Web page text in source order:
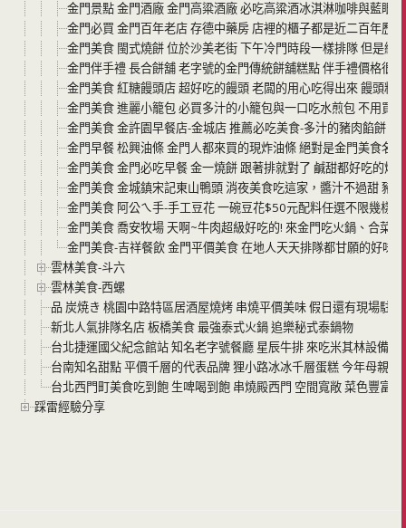
金門景點 金門酒廠 金門高粱酒廠 必吃高粱酒冰淇淋咖啡與藍眼淚
金門必買 金門百年老店 存德中藥房 店裡的櫃子都是近二百年歷
金門美食 閩式燒餅 位於沙美老街 下午冷門時段一樣排隊 但是絕
金門伴手禮 長合餅舖 老字號的金門傳統餅舖糕點 伴手禮價格很
金門美食 紅糖饅頭店 超好吃的饅頭 老闆的用心吃得出來 饅頭料
金門美食 進麗小籠包 必買多汁的小籠包與一口吃水煎包 不用買
金門美食 金許園早餐店-金城店 推薦必吃美食-多汁的豬肉餡餅
金門早餐 松興油條 金門人都來買的現炸油條 絕對是金門美食名
金門美食 金門必吃早餐 金一燒餅 跟著排就對了 鹹甜都好吃的燒
金門美食 金城鎮宋記東山鴨頭 消夜美食吃這家，醬汁不過甜 豬
金門美食 阿公ㄟ手-手工豆花 一碗豆花$50元配料任選不限幾樣
金門美食 喬安牧場 天啊~牛肉超級好吃的! 來金門吃火鍋、合菜
金門美食-吉祥餐飲 金門平價美食 在地人天天排隊都甘願的好味道
雲林美食-斗六
雲林美食-西螺
品 炭焼き 桃園中路特區居酒屋燒烤 串燒平價美味 假日還有現場駐
新北人氣排隊名店 板橋美食 最強泰式火鍋 追樂秘式泰鍋物
台北捷運國父紀念館站 知名老字號餐廳 星辰牛排 來吃米其林設備
台南知名甜點 平價千層的代表品牌 狸小路冰冰千層蛋糕 今年母親
台北西門町美食吃到飽 生啤喝到飽 串燒殿西門 空間寬敞 菜色豐富
踩雷經驗分享